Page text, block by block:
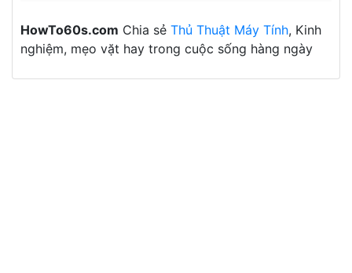
HowTo60s.com Chia sẻ Thủ Thuật Máy Tính, Kinh
nghiệm, mẹo vặt hay trong cuộc sống hàng ngày